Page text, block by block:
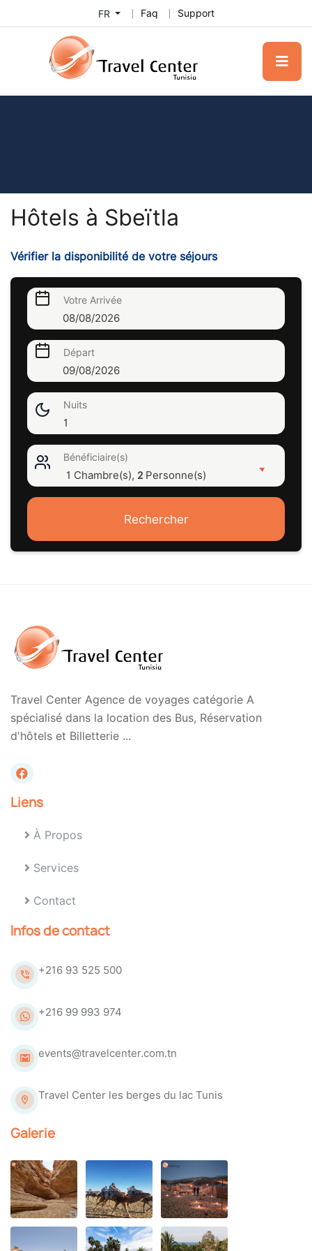
FR Faq Support
Hôtels à Sbeïtla
Vérifier la disponibilité de votre séjours
Votre Arrivée
08/08/2026
Départ
09/08/2026
Nuits
1
Bénéficiaire(s)
1 Chambre(s), 2 Personne(s)
Rechercher
Travel Center Agence de voyages catégorie A
spécialisé dans la location des Bus, Réservation
d'hôtels et Billetterie ...
Liens
À Propos
Services
Contact
Infos de contact
+216 93 525 500
+216 99 993 974
events@travelcenter.com.tn
Travel Center les berges du lac Tunis
Galerie